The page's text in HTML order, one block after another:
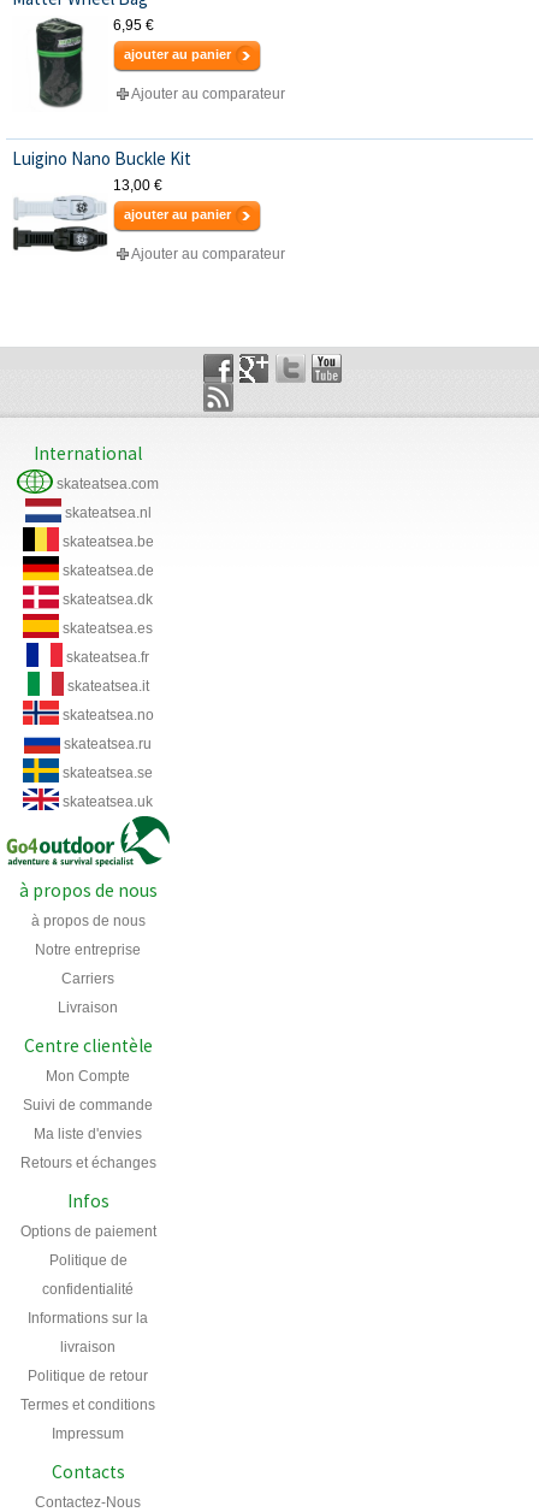
6,95 €
ajouter au panier
Ajouter au comparateur
Luigino Nano Buckle Kit
13,00 €
ajouter au panier
Ajouter au comparateur
International
skateatsea.com
skateatsea.nl
skateatsea.be
skateatsea.de
skateatsea.dk
skateatsea.es
skateatsea.fr
skateatsea.it
skateatsea.no
skateatsea.ru
skateatsea.se
skateatsea.uk
à propos de nous
à propos de nous
Notre entreprise
Carriers
Livraison
Centre clientèle
Mon Compte
Suivi de commande
Ma liste d'envies
Retours et échanges
Infos
Options de paiement
Politique de
confidentialité
Informations sur la
livraison
Politique de retour
Termes et conditions
Impressum
Contacts
Contactez-Nous